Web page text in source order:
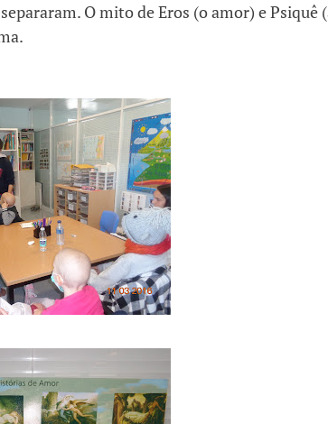
O mito de Eros (o amor) e Psiquê